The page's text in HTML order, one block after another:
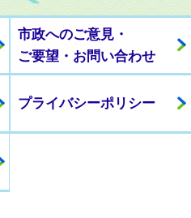
市政へのご意見・
ご要望・お問い合わせ
プライバシーポリシー